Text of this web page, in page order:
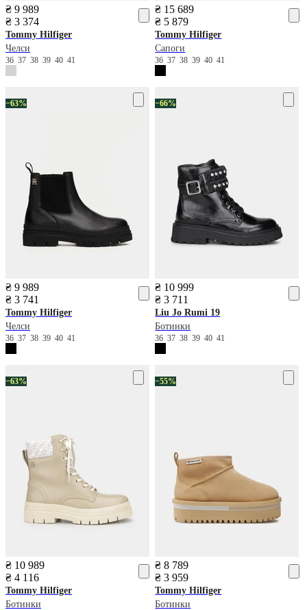
₴ 9 989
₴ 3 374
Tommy Hilfiger
Челси
36 37 38 39 40 41
₴ 15 689
₴ 5 879
Tommy Hilfiger
Сапоги
363738394041
−63%
₴ 9 989
₴ 3 741
Tommy Hilfiger
Челси
36 37 38 39 40 41
−66%
₴ 10 999
₴ 3 711
Liu Jo Rumi 19
Ботинки
363738394041
−63%
₴ 10 989
₴ 4 116
Tommy Hilfiger
Ботинки
−55%
₴ 8 789
₴ 3 959
Tommy Hilfiger
Ботинки